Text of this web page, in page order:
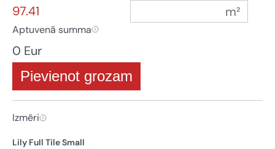
97.41
Aptuvenā summa
0 Eur
Pievienot grozam
Izmēri
Lily Full Tile Small